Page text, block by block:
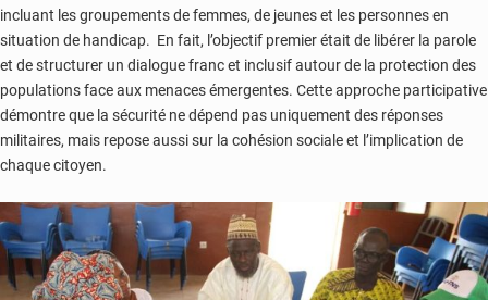
incluant les groupements de femmes, de jeunes et les personnes en
situation de handicap. En fait, l’objectif premier était de libérer la parole
et de structurer un dialogue franc et inclusif autour de la protection des
populations face aux menaces émergentes. Cette approche participative
démontre que la sécurité ne dépend pas uniquement des réponses
militaires, mais repose aussi sur la cohésion sociale et l’implication de
chaque citoyen.